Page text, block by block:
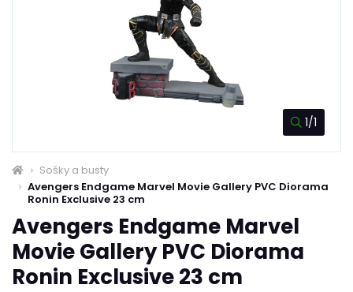
1/1
Sošky a busty
Avengers Endgame Marvel Movie Gallery PVC Diorama
Ronin Exclusive 23 cm
Avengers Endgame Marvel
Movie Gallery PVC Diorama
Ronin Exclusive 23 cm